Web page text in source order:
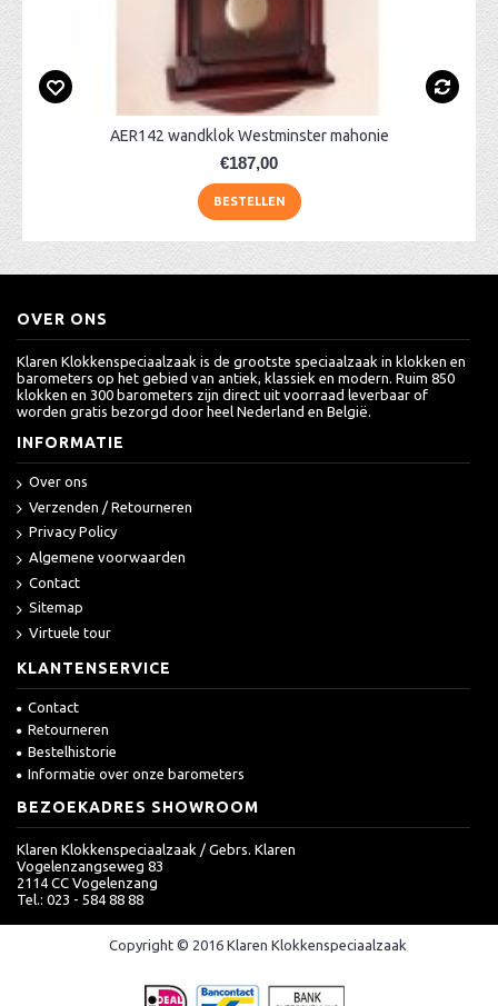
AER142 wandklok Westminster mahonie
€187,00
BESTELLEN
OVER ONS
Klaren Klokkenspeciaalzaak is de grootste speciaalzaak in klokken en
barometers op het gebied van antiek, klassiek en modern. Ruim 850
klokken en 300 barometers zijn direct uit voorraad leverbaar of
worden gratis bezorgd door heel Nederland en België.
INFORMATIE
Over ons
Verzenden / Retourneren
Privacy Policy
Algemene voorwaarden
Contact
Sitemap
Virtuele tour
KLANTENSERVICE
Contact
Retourneren
Bestelhistorie
Informatie over onze barometers
BEZOEKADRES SHOWROOM
Klaren Klokkenspeciaalzaak / Gebrs. Klaren
Vogelenzangseweg 83
2114 CC Vogelenzang
Tel.: 023 - 584 88 88
Copyright © 2016 Klaren Klokkenspeciaalzaak